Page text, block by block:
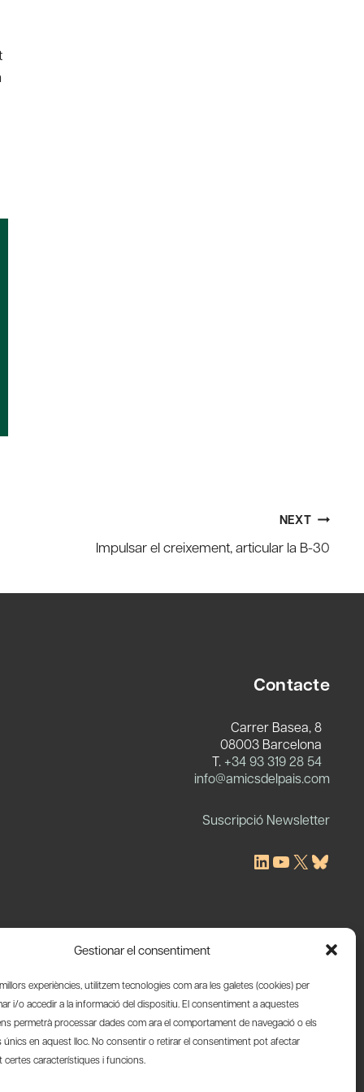
Gestionar el consentiment
experiències, utilitzem tecnologies com ara les galetes (cookies) per
i/o accedir a la informació del dispositiu. El consentiment a aquestes
permetrà processar dades com ara el comportament de navegació o els
únics en aquest lloc. No consentir o retirar el consentiment pot afectar
certes característiques i funcions.
NEXT
Impulsar el creixement, articular la B-30
Contacte
Carrer Basea, 8
08003 Barcelona
T. +34 93 319 28 54
info@amicsdelpais.com
Suscripció Newsletter
LinkedIn
YouTube
X